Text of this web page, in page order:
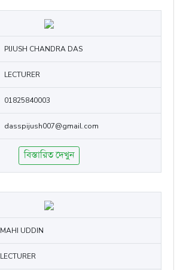
PIJUSH CHANDRA DAS
LECTURER
01825840003
dasspijush007@gmail.com
বিস্তারিত দেখুন
MAHI UDDIN
LECTURER